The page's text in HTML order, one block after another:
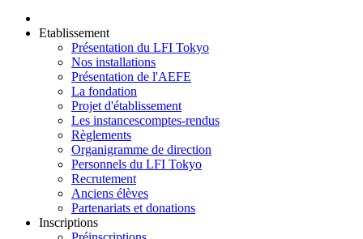
Etablissement
Présentation du LFI Tokyo
Nos installations
Présentation de l'AEFE
La fondation
Projet d'établissement
Les instancescomptes-rendus
Règlements
Organigramme de direction
Personnels du LFI Tokyo
Recrutement
Anciens élèves
Partenariats et donations
Inscriptions